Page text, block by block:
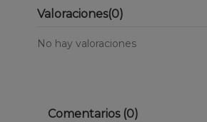
Valoraciones(0)
No hay valoraciones
Comentarios (0)